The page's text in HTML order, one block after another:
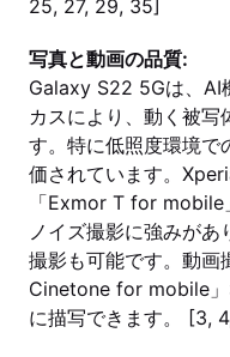
25, 27, 29, 35]
写真と動画の品質:
Galaxy S22 5Gは、AI
カスにより、動く被写
す。特に低照度環境で
価されています。
「Exmor T for
ノイズ撮影に強みがあ
撮影も可能です。動
Cinetone for mobile」
に描写できます。 [3,